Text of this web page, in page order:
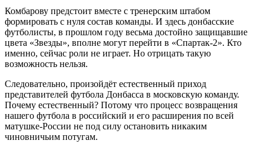
Комбарову предстоит вместе с тренерским штабом
формировать с нуля состав команды. И здесь донбасские
футболисты, в прошлом году весьма достойно защищавшие
цвета «Звезды», вполне могут перейти в «Спартак-2». Кто
именно, сейчас роли не играет. Но отрицать такую
возможность нельзя.
Следовательно, произойдёт естественный приход
представителей футбола Донбасса в московскую команду.
Почему естественный? Потому что процесс возвращения
нашего футбола в российский и его расширения по всей
матушке-России не под силу остановить никаким
чиновничьим потугам.